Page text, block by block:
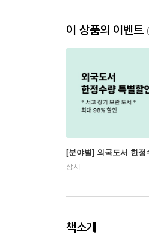
이 상품의 이벤트
[분야별] 외국도서 한정
상시
책소개